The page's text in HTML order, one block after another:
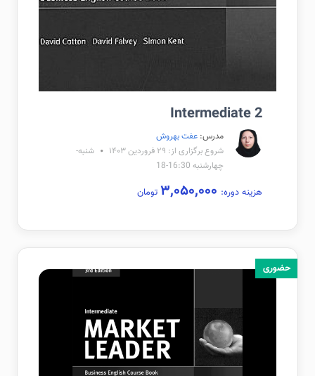
Intermediate 2
مدرس: عفت بهروش
شروع برگزاری از: ۲۹ فروردین ۱۴۰۳
شنبه-
چهارشنبه 16:30-18
هزینه دوره: تومان
حضوری